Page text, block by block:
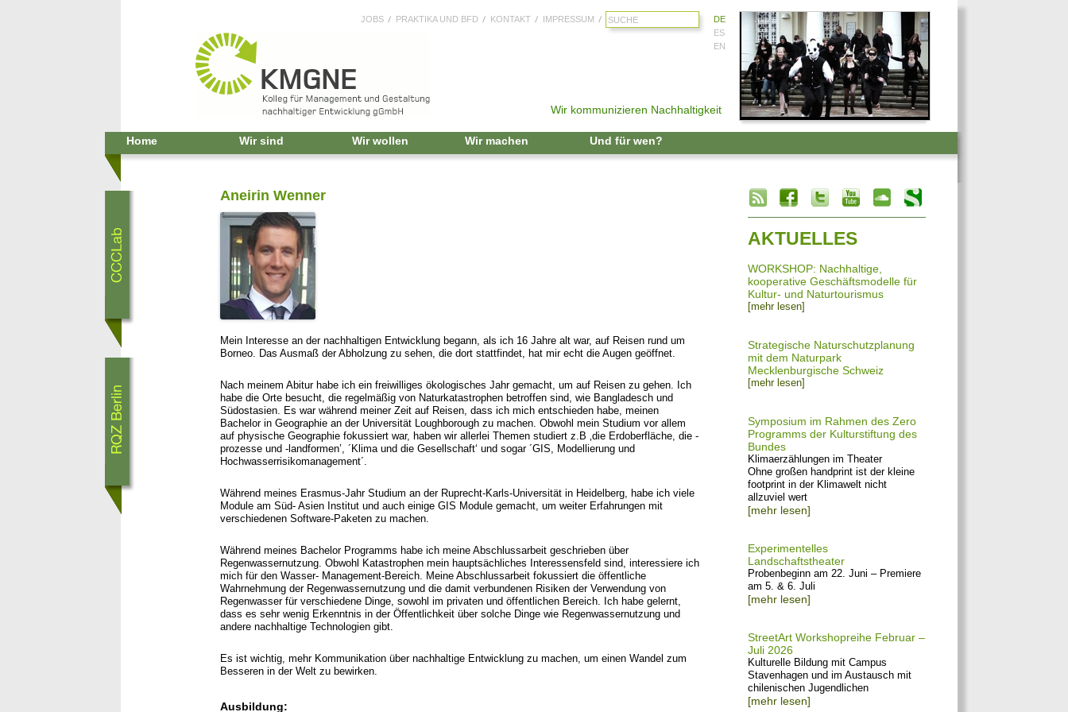
Wir kommunizieren Nachhaltigkeit
JOBS PRAKTIKA UND BFD KONTAKT IMPRESSUM
DE
ES
EN
info heading
Zum Inhalt springen
Home Wir sind Wir wollen Wir machen Und für wen?
Aneirin Wenner
Mein Interesse an der nachhaltigen Entwicklung begann, als ich 16 Jahre alt war, auf Reisen rund um
Borneo. Das Ausmaß der Abholzung zu sehen, die dort stattfindet, hat mir echt die Augen geöffnet.
Nach meinem Abitur habe ich ein freiwilliges ökologisches Jahr gemacht, um auf Reisen zu gehen. Ich
habe die Orte besucht, die regelmäßig von Naturkatastrophen betroffen sind, wie Bangladesch und
Südostasien. Es war während meiner Zeit auf Reisen, dass ich mich entschieden habe, meinen
Bachelor in Geographie an der Universität Loughborough zu machen. Obwohl mein Studium vor allem
auf physische Geographie fokussiert war, haben wir allerlei Themen studiert z.B ‚die Erdoberfläche, die -
prozesse und -landformen’, ´Klima und die Gesellschaft‘ und sogar ´GIS, Modellierung und
Hochwasserrisikomanagement´.
Während meines Erasmus-Jahr Studium an der Ruprecht-Karls-Universität in Heidelberg, habe ich viele
Module am Süd- Asien Institut und auch einige GIS Module gemacht, um weiter Erfahrungen mit
verschiedenen Software-Paketen zu machen.
Während meines Bachelor Programms habe ich meine Abschlussarbeit geschrieben über
Regenwassernutzung. Obwohl Katastrophen mein hauptsächliches Interessensfeld sind, interessiere ich
mich für den Wasser- Management-Bereich. Meine Abschlussarbeit fokussiert die öffentliche
Wahrnehmung der Regenwassernutzung und die damit verbundenen Risiken der Verwendung von
Regenwasser für verschiedene Dinge, sowohl im privaten und öffentlichen Bereich. Ich habe gelernt,
dass es sehr wenig Erkenntnis in der Öffentlichkeit über solche Dinge wie Regenwassernutzung und
andere nachhaltige Technologien gibt.
Es ist wichtig, mehr Kommunikation über nachhaltige Entwicklung zu machen, um einen Wandel zum
Besseren in der Welt zu bewirken.
Ausbildung:
AKTUELLES
WORKSHOP: Nachhaltige,
kooperative Geschäftsmodelle für
Kultur- und Naturtourismus
[mehr lesen]
Strategische Naturschutzplanung
mit dem Naturpark
Mecklenburgische Schweiz
[mehr lesen]
Symposium im Rahmen des Zero
Programms der Kulturstiftung des
Bundes
Klimaerzählungen im Theater
Ohne großen handprint ist der kleine
footprint in der Klimawelt nicht
allzuviel wert
[mehr lesen]
Experimentelles
Landschaftstheater
Probenbeginn am 22. Juni – Premiere
am 5. & 6. Juli
[mehr lesen]
StreetArt Workshopreihe Februar –
Juli 2026
Kulturelle Bildung mit Campus
Stavenhagen und im Austausch mit
chilenischen Jugendlichen
[mehr lesen]